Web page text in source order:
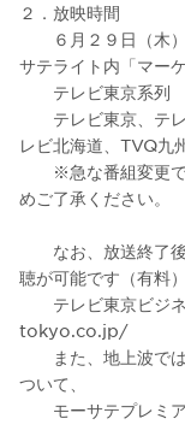
２．放映時間
６月２９日（木）
サテライト内「マー
テレビ東京系列
テレビ東京、テレ
レビ北海道、TVQ九
※急な番組変更で
めご了承ください。
なお、放送終了後
聴が可能です（有料）
テレビ東京ビジ
tokyo.co.jp/
また、地上波では
ついて、
モーサテプレミア